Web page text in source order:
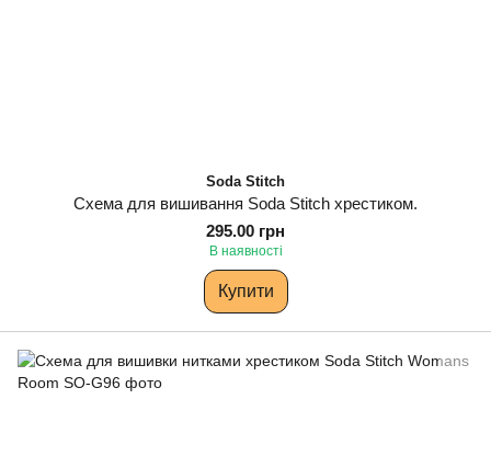
Soda Stitch
Схема для вишивання Soda Stitch хрестиком.
295.00 грн
В наявності
Купити